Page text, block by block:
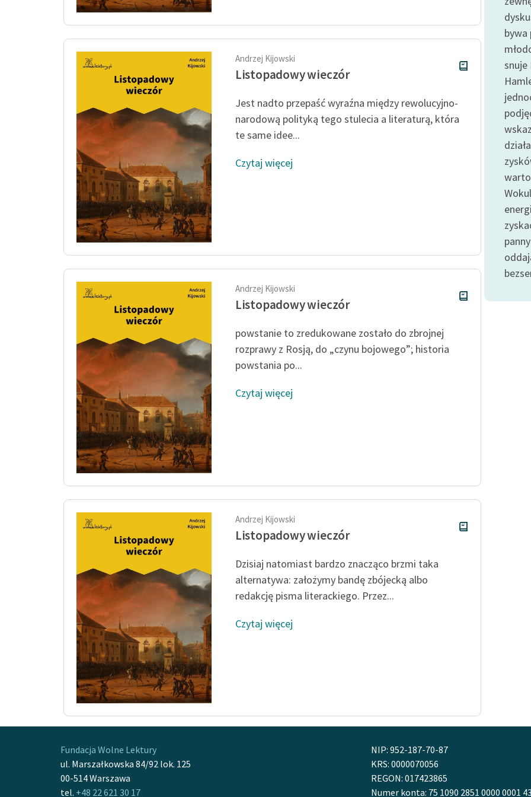
Andrzej Kijowski
Listopadowy wieczór
Jest nadto przepaść wyraźna między rewolucyjno-
narodową polityką tego stulecia a literaturą, która
te same idee...
Czytaj więcej
Andrzej Kijowski
Listopadowy wieczór
powstanie to zredukowane zostało do zbrojnej
rozprawy z Rosją, do „czynu bojowego”; historia
powstania po...
Czytaj więcej
Andrzej Kijowski
Listopadowy wieczór
Dzisiaj natomiast bardzo znacząco brzmi taka
alternatywa: założymy bandę zbójecką albo
redakcję pisma literackiego. Przez...
Czytaj więcej
bywa
snuje
Fundacja Wolne Lektury
ul. Marszałkowska 84/92 lok. 125
00-514 Warszawa
tel. +48 22 621 30 17
NIP: 952-187-70-87
KRS: 0000070056
REGON: 017423865
Numer konta: 75 1090 2851 0000 0001